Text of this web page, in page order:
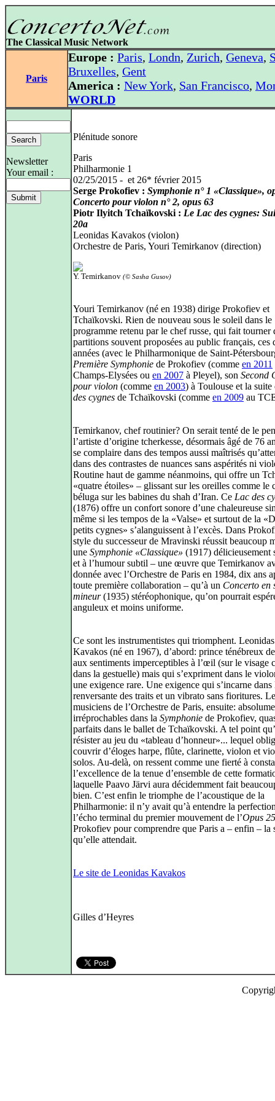
The Classical Music Network
Paris
Europe : Paris, Londn, Zurich, Geneva,
Bruxelles, Gent
America : New York, San Francisco,
WORLD
Newsletter
Your email :
Plénitude sonore
Paris
Philharmonie 1
02/25/2015 - et 26* février 2015
Serge Prokofiev : Symphonie n° 1 «Classique»,
Concerto pour violon n° 2, opus 63
Piotr Ilyitch Tchaïkovski : Le Lac des cygnes:
20a
Leonidas Kavakos (violon)
Orchestre de Paris, Youri Temirkanov (direction)
Y. Temirkanov (© Sasha Gusov)
Youri Temirkanov (né en 1938) dirige Prokofiev et
Tchaïkovski. Rien de nouveau sous le soleil dans le
programme retenu par le chef russe, qui fait tourner
partitions souvent proposées au public français, ces
années (avec le Philharmonique de Saint-
Première Symphonie de Prokofiev (comme en 2011
Champs-Elysées ou en 2007 à Pleyel), son Second
pour violon (comme en 2003) à Toulouse et la
des cygnes de Tchaïkovski (comme en 2009 au
Temirkanov, chef routinier? On serait tenté de le
l’artiste d’origine tcherkesse, désormais âgé de 76
se complaire dans des tempos aussi maîtrisés
dans des contrastes de nuances sans aspérités ni
Routine haut de gamme néanmoins, qui offre un
«quatre étoiles» – glissant sur les oreilles comme le
béluga sur les babines du shah d’Iran. Ce Lac des
(1876) offre un confort sonore d’une chaleureuse
même si les tempos de la «Valse» et surtout de la
petits cygnes» s’alanguissent à l’excès. Dans
style du successeur de Mravinski réussit beaucoup
une Symphonie «Classique» (1917) délicieusement
et à l’humour subtil – une œuvre que Temirkanov
donnée avec l’Orchestre de Paris en 1984, dix ans
toute première collaboration – qu’à un Concerto en
mineur(1935) stéréophonique, qu’on pourrait
anguleux et moins uniforme.
Ce sont les instrumentistes qui triomphent. Leonidas
Kavakos (né en 1967), d’abord: prince ténébreux
aux sentiments imperceptibles à l’œil (sur le visage
dans la gestuelle) mais qui s’expriment dans le
une exigence rare. Une exigence qui s’incarne dans
renversante des traits et un vibrato sans fioritures.
musiciens de l’Orchestre de Paris, ensuite:
irréprochables dans la Symphonie de Prokofiev,
parfaits dans le ballet de Tchaïkovski. A tel point
résister au jeu du «tableau d’honneur»... lequel
couvrir d’éloges harpe, flûte, clarinette, violon et
solos. Au-delà, on ressent comme une fierté à
l’excellence de la tenue d’ensemble de cette
laquelle Paavo Järvi aura décidemment fait
bien. C’est enfin le triomphe de l’acoustique de la
Philharmonie: il n’y avait qu’à entendre la
l’écho terminal du premier mouvement de l’Opus 25
Prokofiev pour comprendre que Paris a – enfin – la
qu’elle attendait.
Le site de Leonidas Kavakos
Gilles d’Heyres